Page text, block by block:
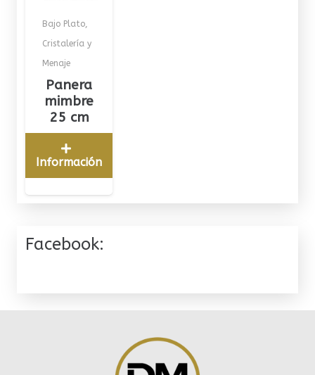
Bajo Plato,
Cristalería y
Menaje
Panera
mimbre
25 cm
Información
Facebook: